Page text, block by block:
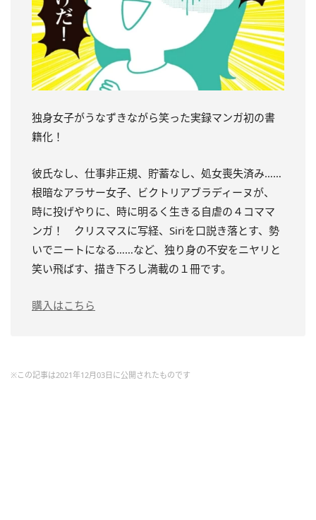
独身女子がうなずきながら笑った実録マンガ初の書
籍化！
彼氏なし、仕事非正規、貯蓄なし、処女喪失済み……
根暗なアラサー女子、ビクトリアブラディーヌが、
時に投げやりに、時に明るく生きる自虐の４コママ
ンガ！ クリスマスに写経、Siriを口説き落とす、勢
いでニートになる……など、独り身の不安をニヤリと
笑い飛ばす、描き下ろし満載の１冊です。
購入はこちら
※この記事は2021年12月03日に公開されたものです